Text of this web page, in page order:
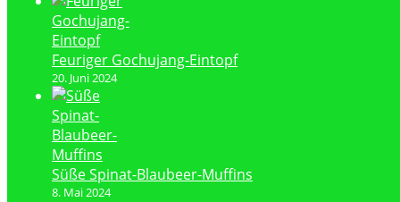
Feuriger Gochujang-Eintopf
20. Juni 2024
Süße Spinat-Blaubeer-Muffins
8. Mai 2024